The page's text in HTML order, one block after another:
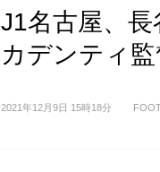
J1名古屋、
カデンティ監
2021年12月9日 15時18分